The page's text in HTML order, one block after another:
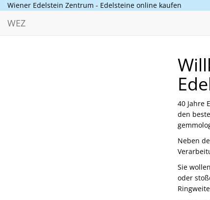
Wiener Edelstein Zentrum - Edelsteine online kaufen
WEZ
40 Jahre
den
Neben
Sie
oder